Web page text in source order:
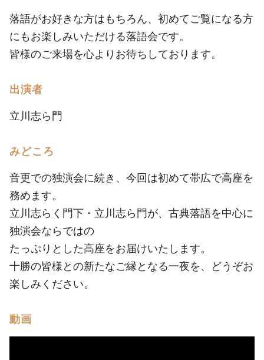
落語がお好きな方はもちろん、初めてご覧になる方
にもお楽しみいただける落語会です。
皆様のご来場を心よりお待ちしております。
出演者
立川志ら門
みどころ
音更での独演会に続き、今回は初めて帯広で高座を
務めます。
立川志らく門下・立川志ら門が、古典落語を中心に
独演会ならではの
たっぷりとした高座をお届けいたします。
十勝の皆様との新たなご縁となる一夜を、どうぞお
楽しみください。
動画